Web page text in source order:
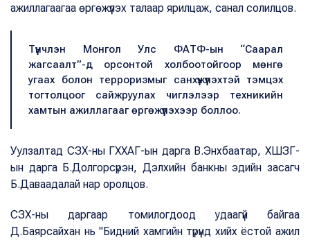
ажиллагаагаа өргөжүүлэх талаар ярилцаж, санал солилцов.
Түүнчлэн Монгол Улс ФАТФ-ын “Саарал
жагсаалт”-д орсонтой холбоотойгоор мөнгө
угаах болон терроризмыг санхүүжүүлэхтэй тэмцэх
тогтолцоог сайжруулах чиглэлээр техникийн
хамтын ажиллагааг өргөжүүлэхээр боллоо.
Уулзалтад СЗХ-ны ГХХАГ-ын дарга В.Энхбаатар, ХШЗГ-
ын дарга Б.Долгорсүрэн, Дэлхийн банкны эдийн засагч
Б.Даваадалай нар оролцов.
СЗХ-ны даргаар томилогдоод удаагүй байгаа
Д.Баярсайхан нь "Бидний хамгийн түрүүнд хийх ёстой ажил